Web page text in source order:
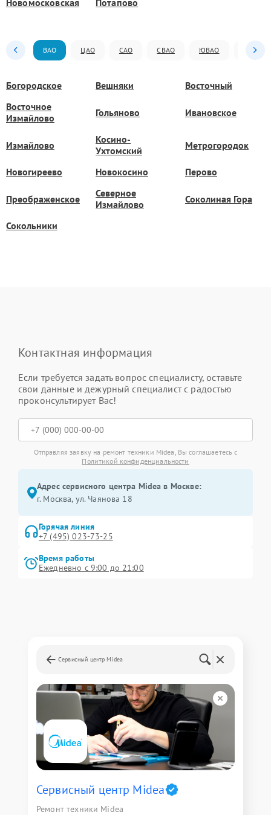
Новомосковская Потапово
ВАО ЦАО САО СВАО ЮВАО ЮАО
Богородское Вешняки
Восточный
Восточное
Измайлово
Гольяново Ивановское
Измайлово
Косино-
Ухтомский
Метрогородок
Новогиреево Новокосино Перово
Преображенское
Северное
Измайлово
Соколиная Гора
Сокольники
Контактная информация
Если требуется задать вопрос специалисту, оставьте
свои данные и дежурный специалист с радостью
проконсультирует Вас!
Отправляя заявку на ремонт техники Midea, Вы соглашаетесь с
Политикой конфиденциальности
Адрес сервисного центра Midea в Москве:
г. Москва, ул. Чаянова 18
Горячая линия
+7 (495) 023-73-25
Время работы
Ежедневно с 9:00 до 21:00
Сервисный центр Midea
Сервисный центр Midea
Ремонт техники Midea